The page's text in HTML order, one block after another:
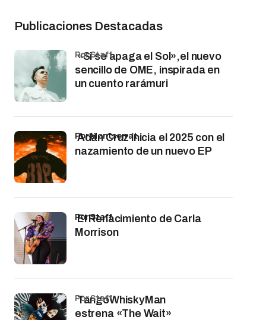
Publicaciones Destacadas
«Si se apaga el Sol»,el nuevo
sencillo de OME, inspirada en
un cuento rarámuri
por Staff
Adán Cruz inicia el 2025 con el
nazamiento de un nuevo EP
por Montserrat
El Renacimiento de Carla
Morrison
por Staff
TangoWhiskyMan
estrena «The Wait»
por Staff